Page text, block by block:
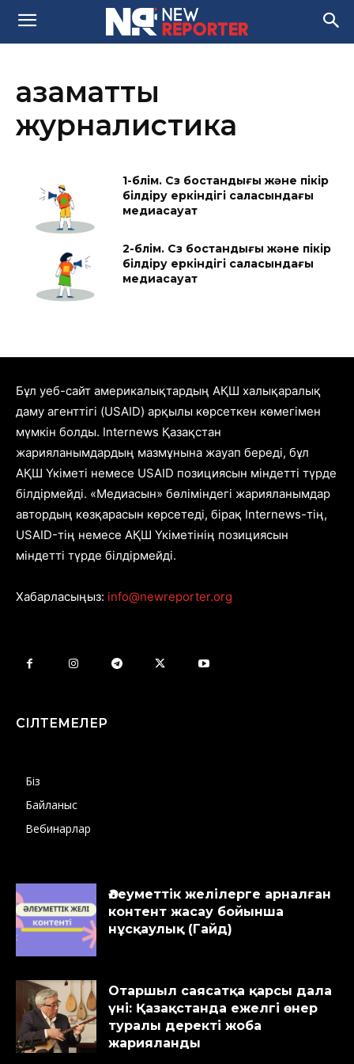
азаматтық
журналистика
1-бөлім. Сөз бостандығы және пікір
білдіру еркіндігі саласындағы
медиасауат
2-бөлім. Сөз бостандығы және пікір
білдіру еркіндігі саласындағы
медиасауат
Бұл уеб-сайт америкалықтардың АҚШ халықаралық
даму агенттігі (USAID) арқылы көрсеткен көмегімен
мүмкін болды. Internews Қазақстан
жарияланымдардың мазмұнына жауап береді, бұл
АҚШ Үкіметі немесе USAID позициясын міндетті түрде
білдірмейді. «Медиасын» бөліміндегі жарияланымдар
автордың көзқарасын көрсетеді, бірақ Internews-тің,
USAID-тің немесе АҚШ Үкіметінің позициясын
міндетті түрде білдірмейді.
Хабарласыңыз: info@newreporter.org
СІЛТЕМЕЛЕР
Біз
Байланыс
Вебинарлар
Әлеуметтік желілерге арналған
контент жасау бойынша
нұсқаулық (Гайд)
Отаршыл саясатқа қарсы дала
үні: Қазақстанда ежелгі өнер
туралы деректі жоба
жарияланды